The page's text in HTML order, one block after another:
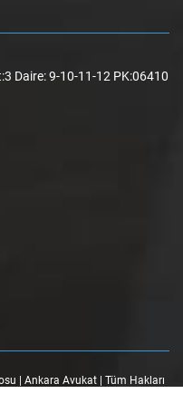
Daire: 9-10-11-12 PK:06410
| Ankara Avukat | Tüm Hakları